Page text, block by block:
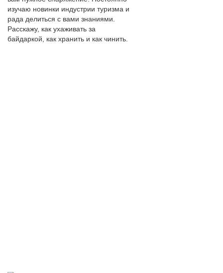
изучаю новинки индустрии туризма и
рада делиться с вами знаниями.
Расскажу, как ухаживать за
байдаркой, как хранить и как чинить.